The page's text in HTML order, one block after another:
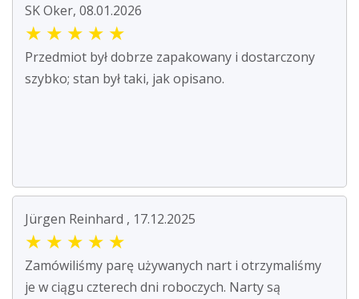
SK Oker, 08.01.2026
★ ★ ★ ★ ★
Przedmiot był dobrze zapakowany i dostarczony
szybko; stan był taki, jak opisano.
Jürgen Reinhard , 17.12.2025
★ ★ ★ ★ ★
Zamówiliśmy parę używanych nart i otrzymaliśmy
je w ciągu czterech dni roboczych. Narty są